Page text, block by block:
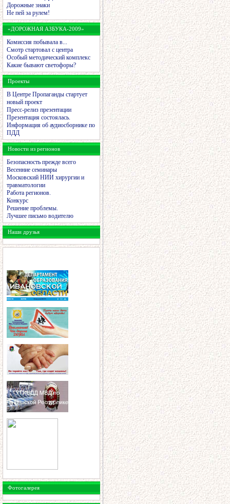
Дорожные знаки
Не пей за рулем!
«ДОРОЖНАЯ АЗБУКА-2009»
Комиссия побывала в...
Смотр стартовал с центра
Особый методический комплекс
Какие бывают светофоры?
Проекты
В Центре Пропаганды стартует
новый проект
Пресс-релиз презентации
Презентация состоялась.
Информация об аудиосборнике по
ПДД
Новости из регионов
Безопасность прежде всего
Весенние семинары
Московский НИИ хирургии и
травматологии
Работа регионов.
Конкурс
Решение проблемы.
Лучшее письмо водителю
Наши друзья
Фотогалерея